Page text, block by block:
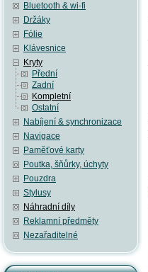
Bluetooth & wi-fi
Držáky
Fólie
Klávesnice
Kryty
Přední
Zadní
Kompletní
Ostatní
Nabíjení & synchronizace
Navigace
Paměťové karty
Poutka, šňůrky, úchyty
Pouzdra
Stylusy
Náhradní díly
Reklamní předměty
Nezařaditelné